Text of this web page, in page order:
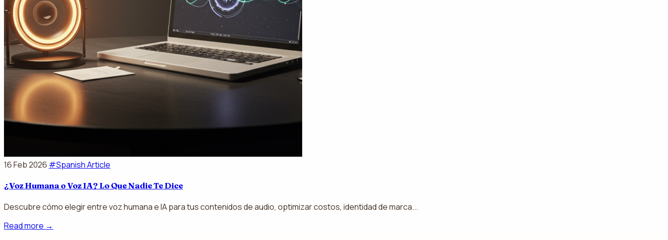
16 Feb 2026 #Spanish Article
¿Voz Humana o Voz IA? Lo Que Nadie Te Dice
Descubre cómo elegir entre voz humana e IA para tus contenidos de audio, optimizar costos, identidad de marca...
Read more →